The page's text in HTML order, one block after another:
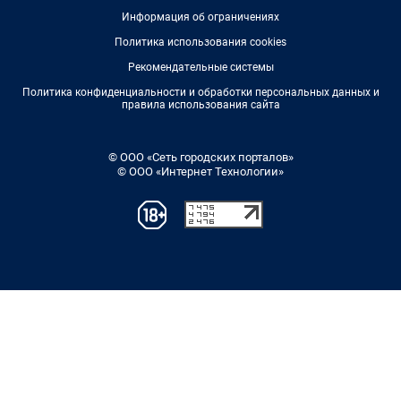
Информация об ограничениях
Политика использования cookies
Рекомендательные системы
Политика конфиденциальности и обработки персональных данных и
правила использования сайта
© ООО «Сеть городских порталов»
© ООО «Интернет Технологии»